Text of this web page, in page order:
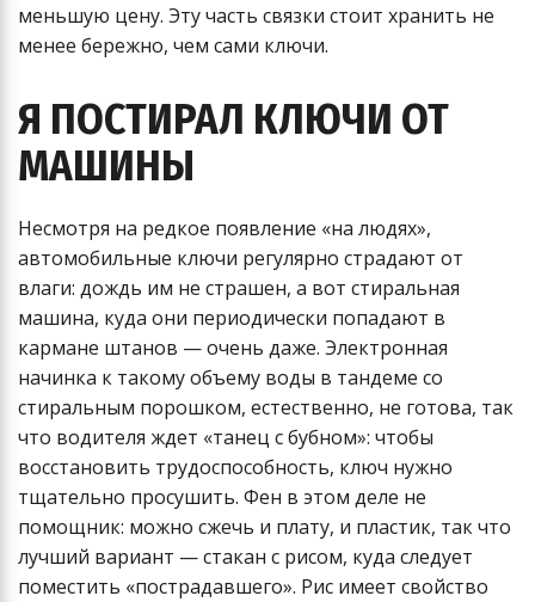
меньшую цену. Эту часть связки стоит хранить не
менее бережно, чем сами ключи.
Я ПОСТИРАЛ КЛЮЧИ ОТ
МАШИНЫ
Несмотря на редкое появление «на людях»,
автомобильные ключи регулярно страдают от
влаги: дождь им не страшен, а вот стиральная
машина, куда они периодически попадают в
кармане штанов — очень даже. Электронная
начинка к такому объему воды в тандеме со
стиральным порошком, естественно, не готова, так
что водителя ждет «танец с бубном»: чтобы
восстановить трудоспособность, ключ нужно
тщательно просушить. Фен в этом деле не
помощник: можно сжечь и плату, и пластик, так что
лучший вариант — стакан с рисом, куда следует
поместить «пострадавшего». Рис имеет свойство